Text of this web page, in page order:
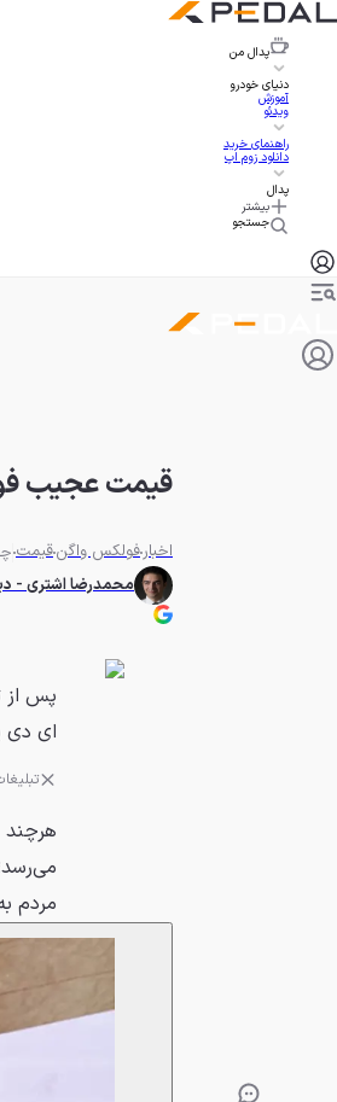
پدال من
دنیای خودرو
آموزش
ویدئو
راهنمای خرید
دانلود زوم اپ
پدال
بیشتر
جستجو
قیمت عجیب
اخبارفولکس واگنقیمت
محمدرضا اشتری -
پس از
ای دی
هرچند
مردم